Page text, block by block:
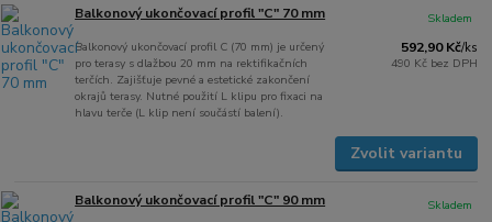
Balkonový ukončovací profil "C" 70 mm
Balkonový ukončovací profil C (70 mm) je určený
pro terasy s dlažbou 20 mm na rektifikačních
terčích. Zajišťuje pevné a estetické zakončení
okrajů terasy. Nutné použití L klipu pro fixaci na
hlavu terče (L klip není součástí balení).
592,90 Kč/ks
490 Kč bez DPH
Skladem
Zvolit variantu
Balkonový ukončovací profil "C" 90 mm Skladem